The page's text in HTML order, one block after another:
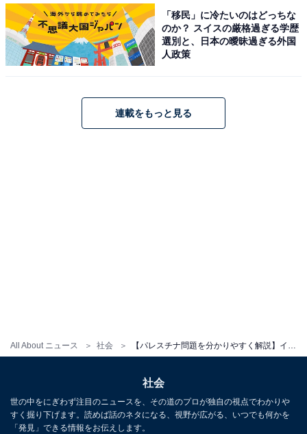
All About ニュース 社会 【パレスチナ問題を分かりやすく解説】イスラエルとハマスはなぜ対立しているのか、日本への影響は？
「移民」に冷たいのはどっちな
のか？ スイスの厳格過ぎる学歴
選別と、日本の曖昧過ぎる外国
人政策
連載をもっと見る
社会
世の中をにぎわず注目のニュースを、その道のプロが独自の視点でわかりや
すく掘り下げます。読めば話のネタになる、視野が広がる、いつでも何かを
「発見」できる情報をお伝えします。